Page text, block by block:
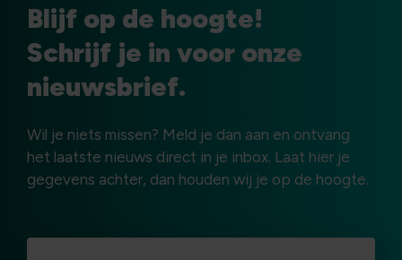
Blijf op de hoogte!
Schrijf je in voor onze
nieuwsbrief.
Wil je niets missen? Meld je dan aan en ontvang
het laatste nieuws direct in je inbox. Laat hier je
gegevens achter, dan houden wij je op de hoogte.